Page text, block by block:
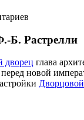
Б. Растрелли
дворец глава
новой